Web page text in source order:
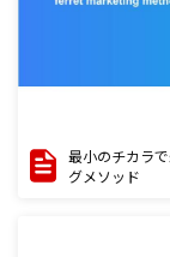
最小のチカラ
グメソッド